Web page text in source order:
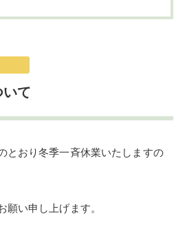
て
とおり冬季一斉休業いたしますの
い申し上げます。